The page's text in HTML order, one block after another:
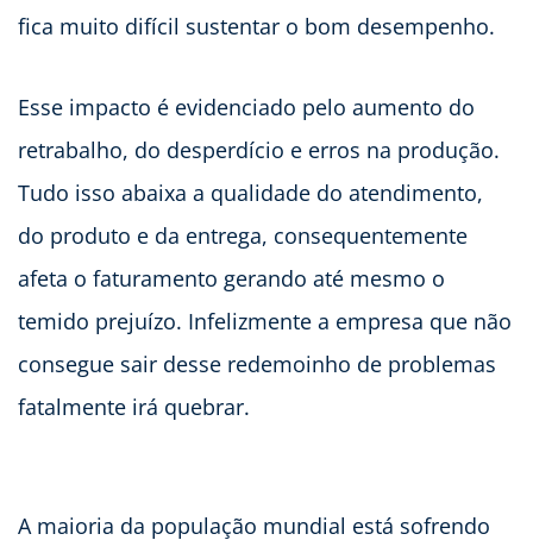
fica muito difícil sustentar o bom desempenho.
Esse impacto é evidenciado pelo aumento do
retrabalho, do desperdício e erros na produção.
Tudo isso abaixa a qualidade do atendimento,
do produto e da entrega, consequentemente
afeta o faturamento gerando até mesmo o
temido prejuízo. Infelizmente a empresa que não
consegue sair desse redemoinho de problemas
fatalmente irá quebrar.
A maioria da população mundial está sofrendo